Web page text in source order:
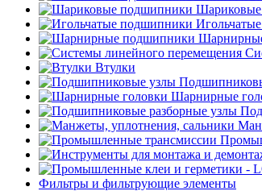
Втулки
Шарнирные
Фильтры и фильтрующие элементы